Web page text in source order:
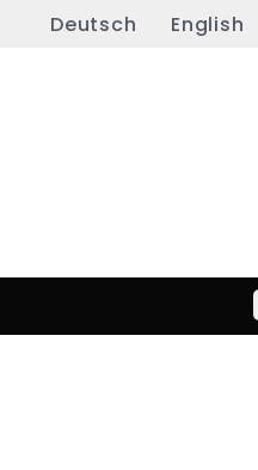
Deutsch English